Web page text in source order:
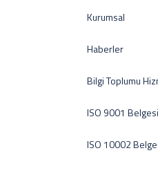
Kurumsal
Haberler
Bilgi Toplumu
ISO 9001 Belgesi
ISO 10002